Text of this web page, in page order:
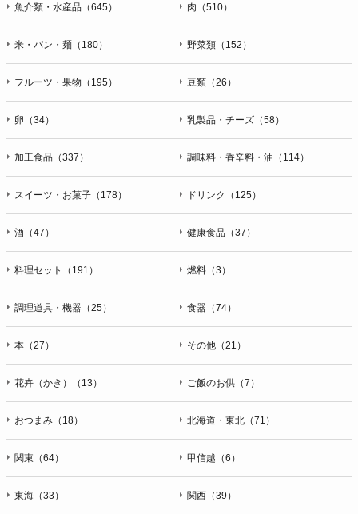
魚介類・水産品（645） 肉（510）
米・パン・麺（180） 野菜類（152）
フルーツ・果物（195） 豆類（26）
卵（34） 乳製品・チーズ（58）
加工食品（337） 調味料・香辛料・油（114）
スイーツ・お菓子（178） ドリンク（125）
酒（47） 健康食品（37）
料理セット（191） 燃料（3）
調理道具・機器（25） 食器（74）
本（27） その他（21）
花卉（かき）（13） ご飯のお供（7）
おつまみ（18） 北海道・東北（71）
関東（64） 甲信越（6）
東海（33） 関西（39）